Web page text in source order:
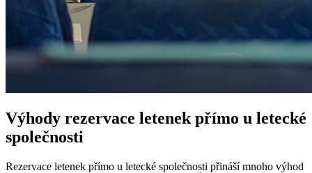
Výhody rezervace letenek přímo u letecké
společnosti
Rezervace letenek přímo u letecké společnosti přináší mnoho výhod